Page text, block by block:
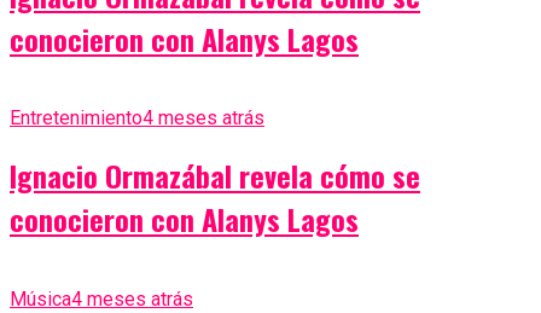
conocieron con Alanys Lagos
Entretenimiento4 meses atrás
Ignacio Ormazábal revela cómo se
conocieron con Alanys Lagos
Música4 meses atrás